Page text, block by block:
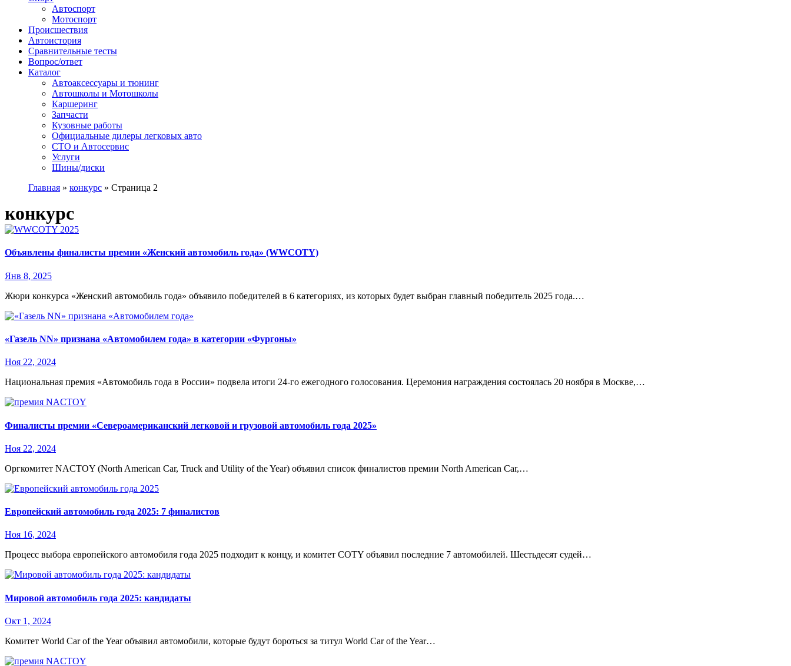
Автоспорт
Мотоспорт
Происшествия
Автоистория
Сравнительные тесты
Вопрос/ответ
Каталог
Автоакcессуары и тюнинг
Автошколы и Мотошколы
Каршеринг
Запчасти
Кузовные работы
Официальные дилеры легковых авто
СТО и Автосервис
Услуги
Шины/диски
Главная » конкурс » Страница 2
конкурс
Объявлены финалисты премии «Женский автомобиль года» (WWCOTY)
Янв 8, 2025
Жюри конкурса «Женский автомобиль года» объявило победителей в 6 категориях, из которых будет выбран главный победитель 2025 года.…
«Газель NN» признана «Автомобилем года» в категории «Фургоны»
Ноя 22, 2024
Национальная премия «Автомобиль года в России» подвела итоги 24-го ежегодного голосования. Церемония награждения состоялась 20 ноября в Москве,…
Финалисты премии «Североамериканский легковой и грузовой автомобиль года 2025»
Ноя 22, 2024
Оргкомитет NACTOY (North American Car, Truck and Utility of the Year) объявил список финалистов премии North American Car,…
Европейский автомобиль года 2025: 7 финалистов
Ноя 16, 2024
Процесс выбора европейского автомобиля года 2025 подходит к концу, и комитет COTY объявил последние 7 автомобилей. Шестьдесят судей…
Мировой автомобиль года 2025: кандидаты
Окт 1, 2024
Комитет World Car of the Year объявил автомобили, которые будут бороться за титул World Car of the Year…